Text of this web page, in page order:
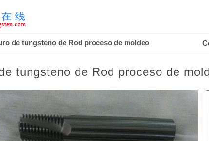
de tungsteno de Rod proceso de moldeo
tungsteno de Rod proceso de